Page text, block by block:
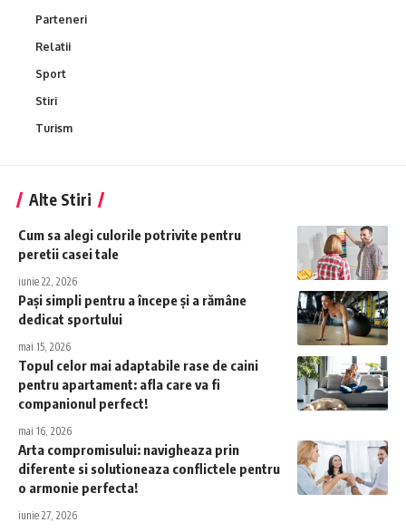
Parteneri
Relatii
Sport
Stiri
Turism
Alte Stiri
Cum sa alegi culorile potrivite pentru
peretii casei tale
iunie 22, 2026
Pași simpli pentru a începe și a rămâne
dedicat sportului
mai 15, 2026
Topul celor mai adaptabile rase de caini
pentru apartament: afla care va fi
companionul perfect!
mai 16, 2026
Arta compromisului: navigheaza prin
diferente si solutioneaza conflictele pentru
o armonie perfecta!
iunie 27, 2026